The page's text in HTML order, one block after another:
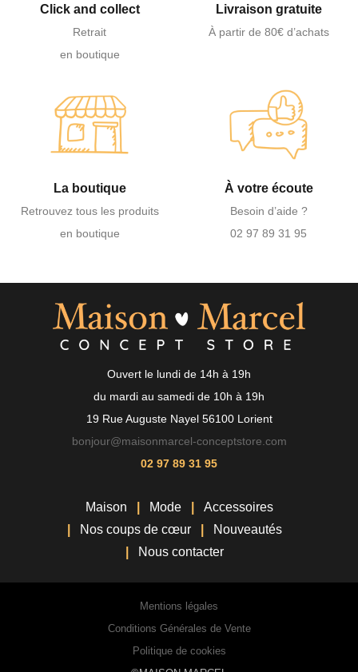
Click and collect
Retrait
en boutique
Livraison gratuite
À partir de 80€ d’achats
La boutique
Retrouvez tous les produits
en boutique
À votre écoute
Besoin d’aide ?
02 97 89 31 95
Ouvert le lundi de 14h à 19h
du mardi au samedi de 10h à 19h
19 Rue Auguste Nayel 56100 Lorient
bonjour@maisonmarcel-conceptstore.com
02 97 89 31 95
Maison Mode
Accessoires
Nos coups de cœur
Nouveautés
Nous contacter
Mentions légales
Conditions Générales de Vente
Politique de cookies